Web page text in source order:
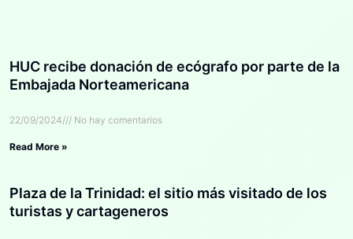
HUC recibe donación de ecógrafo por parte de la
Embajada Norteamericana
22/09/2024 No hay comentarios
Read More »
Plaza de la Trinidad: el sitio más visitado de los
turistas y cartageneros